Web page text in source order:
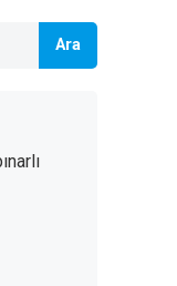
Ara